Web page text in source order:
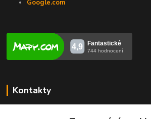
Google.com
Kontakty